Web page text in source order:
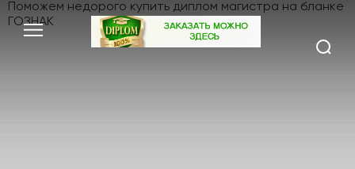
Поможем недорого купить диплом магистра на бланке
ГОЗНАК